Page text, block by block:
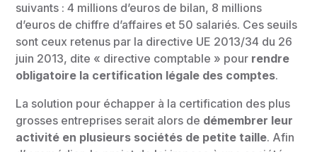
suivants : 4 millions d’euros de bilan, 8 millions
d’euros de chiffre d’affaires et 50 salariés. Ces seuils
sont ceux retenus par la directive UE 2013/34 du 26
juin 2013, dite « directive comptable » pour rendre
obligatoire la certification légale des comptes.
La solution pour échapper à la certification des plus
grosses entreprises serait alors de démembrer leur
activité en plusieurs sociétés de petite taille. Afin